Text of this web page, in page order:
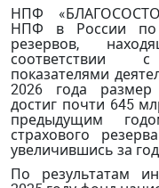
НПФ
НПФ в России по
резервов,
соответствии
показателями
2026 года
достиг почти 645
предыдущим
страхового
увеличившись за год
По результатам